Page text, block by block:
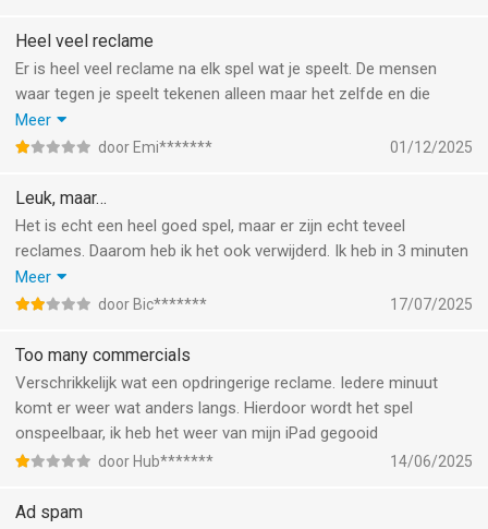
Heel veel reclame
Er is heel veel reclame na elk spel wat je speelt. De mensen
waar tegen je speelt tekenen alleen maar het zelfde en die
krijgen dan maar punten en punten terwijl bij mij steeds andere
dingen komen om te tekenen. Echt te veel reclame ik ga het
Meer
door Emi******* 01/12/2025
Leuk, maar…
Het is echt een heel goed spel, maar er zijn echt teveel
reclames. Daarom heb ik het ook verwijderd. Ik heb in 3 minuten
2 reclames van 20 seconden gehad. Daardoor word het spel
zelf ook veel minder leuk, terwijl het concept van het spel heel
Meer
door Bic******* 17/07/2025
Too many commercials
Verschrikkelijk wat een opdringerige reclame. Iedere minuut
komt er weer wat anders langs. Hierdoor wordt het spel
onspeelbaar, ik heb het weer van mijn iPad gegooid
door Hub******* 14/06/2025
Ad spam